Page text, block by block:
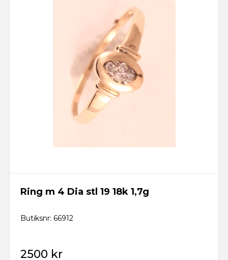
Ring m 4 Dia stl 19 18k 1,7g
Butiksnr: 66912
2500 kr